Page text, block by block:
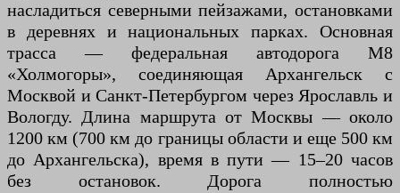
насладиться северными пейзажами, остановками
в деревнях и национальных парках. Основная
трасса — федеральная автодорога М8
«Холмогоры», соединяющая Архангельск с
Москвой и Санкт-Петербургом через Ярославль и
Вологду. Длина маршрута от Москвы — около
1200 км (700 км до границы области и еще 500 км
до Архангельска), время в пути — 15–20 часов
без остановок. Дорога полностью